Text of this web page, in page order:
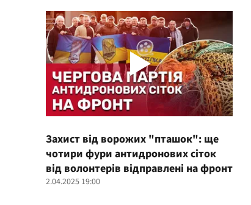
Захист від ворожих "пташок": ще
чотири фури антидронових сіток
від волонтерів відправлені на фронт
2.04.2025 19:00